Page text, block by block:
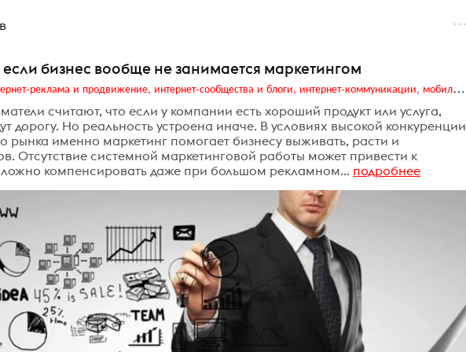
бизнес вообще не занимается маркетингом
Digital (web-дизайн, интернет-реклама и продвижение, интернет-сообщества и блоги, интернет-коммуникации, мобильный маркетинг, реклама на цифровых экранах)
считают, что если у компании есть хороший продукт или услуга,
дорогу. Но реальность устроена иначе. В условиях высокой конкуренции
рынка именно маркетинг помогает бизнесу выживать, расти и
Отсутствие системной маркетинговой работы может привести к
компенсировать даже при большом рекламном... подробнее